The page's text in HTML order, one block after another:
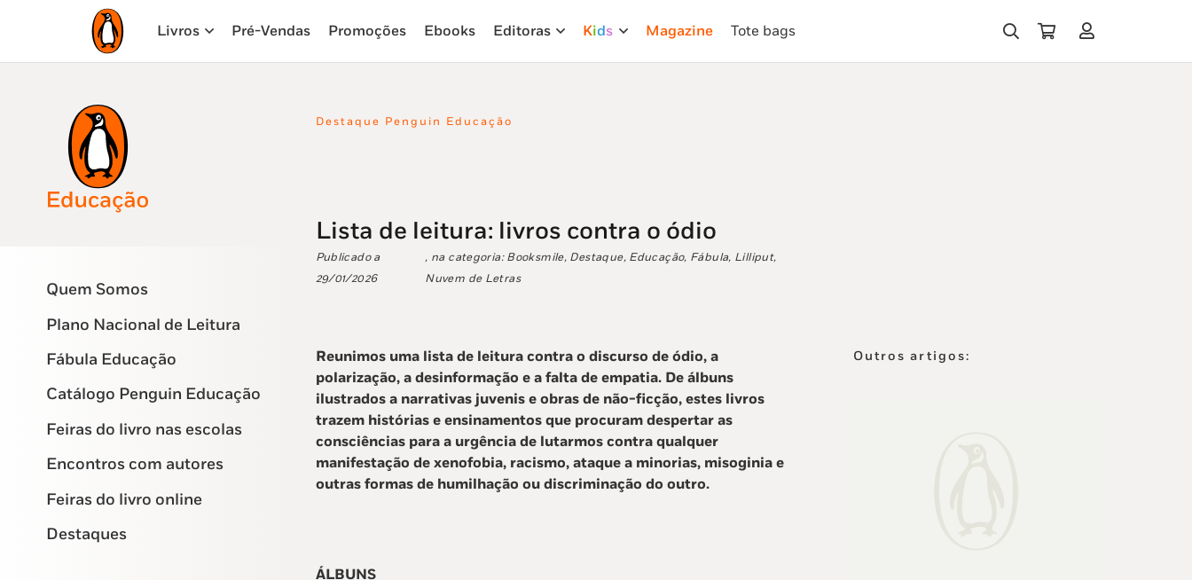
Livros Pré-Vendas Promoções Ebooks Editoras Kids Magazine Tote bags
Quem Somos
Plano Nacional de Leitura
Fábula Educação
Catálogo Penguin Educação
Feiras do livro nas escolas
Encontros com autores
Feiras do livro online
Destaques
Destaque Penguin Educação
Lista de leitura: livros contra o ódio
Publicado a
29/01/2026
, na categoria: Booksmile, Destaque, Educação, Fábula, Lilliput,
Nuvem de Letras
Reunimos uma lista de leitura contra o discurso de ódio, a
polarização, a desinformação e a falta de empatia. De álbuns
ilustrados a narrativas juvenis e obras de não-ficção, estes livros
trazem histórias e ensinamentos que procuram despertar as
consciências para a urgência de lutarmos contra qualquer
manifestação de xenofobia, racismo, ataque a minorias, misoginia e
outras formas de humilhação ou discriminação do outro.
ÁLBUNS
Outros artigos: